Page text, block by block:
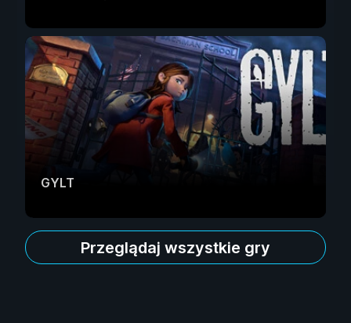
GYLT
Przeglądaj wszystkie gry